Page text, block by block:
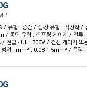
/ 유형 : 중간 / 실장 유형 : 직장착 /
/ 종단 유형 : 스프링 케이지 / 전류
전압 - UL : 300V / 전선 게이지 또
범위 - mm² : 0.08-1.5mm² / 특징 :